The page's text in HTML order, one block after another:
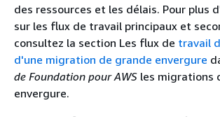
des ressources et les délais. Pour plus
sur les flux de travail principaux et
consultez la section Les flux de travail
d'une migration de grande envergure
de Foundation pour AWS les migrations
envergure.